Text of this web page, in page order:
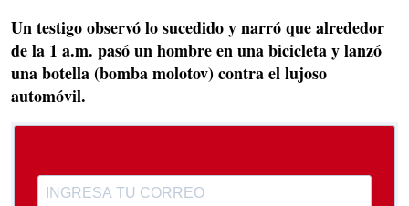
Un testigo observó lo sucedido y narró que alrededor
de la 1 a.m. pasó un hombre en una bicicleta y lanzó
una botella (bomba molotov) contra el lujoso
automóvil.